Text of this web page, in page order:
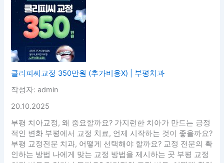
클리피씨교정 350만원 (추가비용X) | 부평치과
작성자: admin
20.10.2025
부평 치아교정, 왜 중요할까요? 가지런한 치아가 만드는 긍정
적인 변화 부평에서 교정 치료, 언제 시작하는 것이 좋을까요?
부평 교정전문 치과, 어떻게 선택해야 할까요? 교정 전문의 확
인하는 방법 나에게 맞는 교정 방법을 제시하는 곳 부평 교정